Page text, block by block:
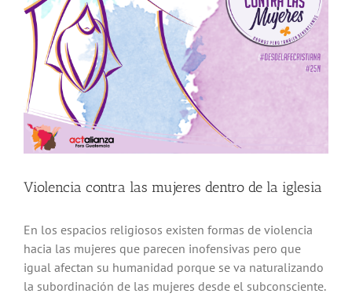
Violencia contra las mujeres dentro de la iglesia
En los espacios religiosos existen formas de violencia
hacia las mujeres que parecen inofensivas pero que
igual afectan su humanidad porque se va naturalizando
la subordinación de las mujeres desde el subconsciente.